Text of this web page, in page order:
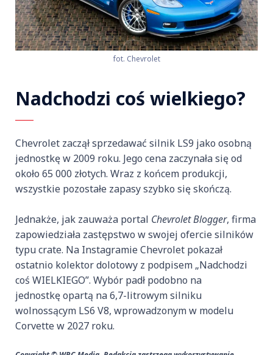
fot. Chevrolet
Nadchodzi coś wielkiego?
Chevrolet zaczął sprzedawać silnik LS9 jako osobną
jednostkę w 2009 roku. Jego cena zaczynała się od
około 65 000 złotych. Wraz z końcem produkcji,
wszystkie pozostałe zapasy szybko się skończą.
Jednakże, jak zauważa portal Chevrolet Blogger, firma
zapowiedziała zastępstwo w swojej ofercie silników
typu crate. Na Instagramie Chevrolet pokazał
ostatnio kolektor dolotowy z podpisem „Nadchodzi
coś WIELKIEGO”. Wybór padł podobno na
jednostkę opartą na 6,7-litrowym silniku
wolnossącym LS6 V8, wprowadzonym w modelu
Corvette w 2027 roku.